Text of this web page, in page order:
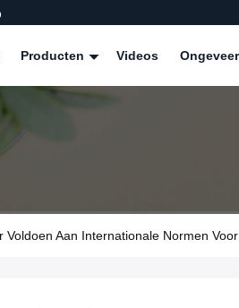
Producten Videos
Voldoen Aan Internationale Normen